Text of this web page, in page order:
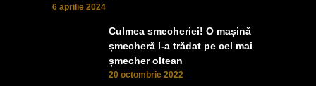
6 aprilie 2024
Culmea smecheriei! O mașină
șmecheră l-a trădat pe cel mai
șmecher oltean
20 octombrie 2022